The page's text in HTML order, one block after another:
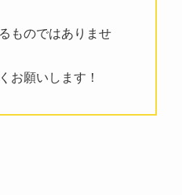
ものではありませ
お願いします！